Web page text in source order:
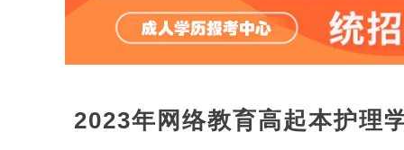
2023年网络教育高起本护理